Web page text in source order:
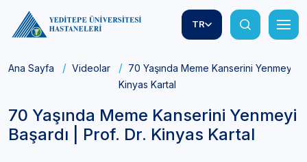
TR
Ana Sayfa Videolar
70 Yaşında Meme Kanserini Yenmeyi
Kinyas Kartal
70 Yaşında Meme Kanserini Yenmeyi
Başardı | Prof. Dr. Kinyas Kartal